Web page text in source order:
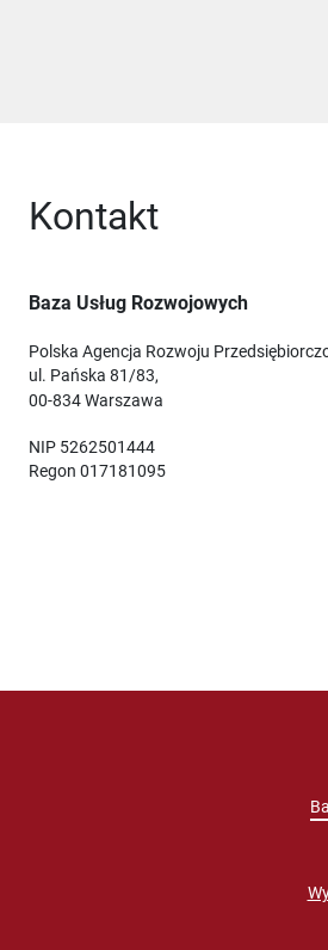
Kontakt
Baza Usług Rozwojowych
Polska Agencja Rozwoju
ul. Pańska 81/83,
00-834 Warszawa
NIP 5262501444
Regon 017181095